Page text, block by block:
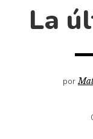
Diccionario
Historia material
La
por